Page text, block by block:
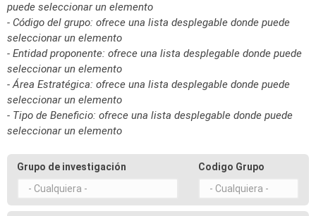
puede seleccionar un elemento
- Código del grupo: ofrece una lista desplegable donde puede
seleccionar un elemento
- Entidad proponente: ofrece una lista desplegable donde puede
seleccionar un elemento
- Área Estratégica: ofrece una lista desplegable donde puede
seleccionar un elemento
- Tipo de Beneficio: ofrece una lista desplegable donde puede
seleccionar un elemento
Grupo de investigación Codigo Grupo